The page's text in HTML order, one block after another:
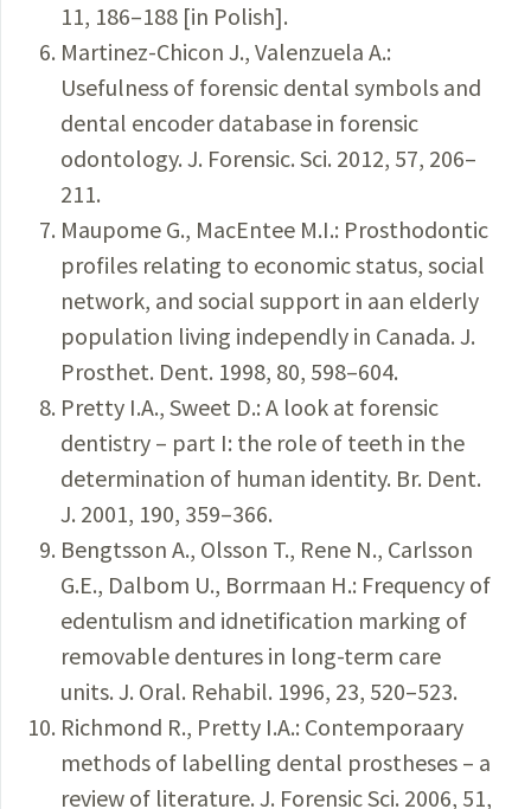
11, 186–188 [in Polish].
Martinez-Chicon J., Valenzuela A.:
Usefulness of forensic dental symbols and
dental encoder database in forensic
odontology. J. Forensic. Sci. 2012, 57, 206–
211.
Maupome G., MacEntee M.I.: Prosthodontic
profiles relating to economic status, social
network, and social support in aan elderly
population living independly in Canada. J.
Prosthet. Dent. 1998, 80, 598–604.
Pretty I.A., Sweet D.: A look at forensic
dentistry – part I: the role of teeth in the
determination of human identity. Br. Dent.
J. 2001, 190, 359–366.
Bengtsson A., Olsson T., Rene N., Carlsson
G.E., Dalbom U., Borrmaan H.: Frequency of
edentulism and idnetification marking of
removable dentures in long-term care
units. J. Oral. Rehabil. 1996, 23, 520–523.
Richmond R., Pretty I.A.: Contemporaary
methods of labelling dental prostheses – a
review of literature. J. Forensic Sci. 2006, 51,